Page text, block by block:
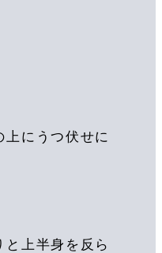
にうつ伏せに
上半身を反ら